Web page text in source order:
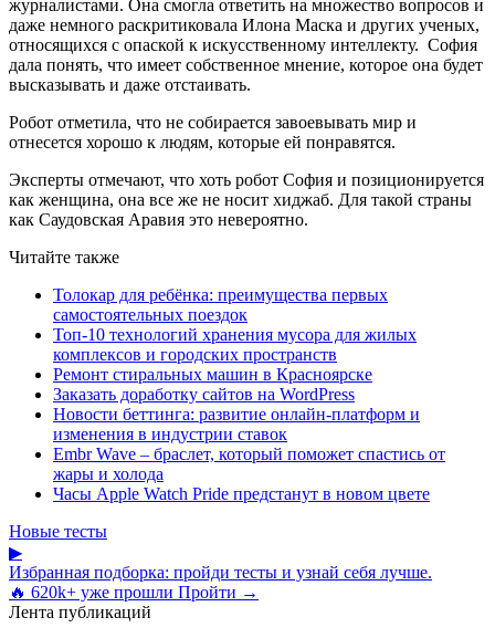
журналистами. Она смогла ответить на множество вопросов и
даже немного раскритиковала Илона Маска и других ученых,
относящихся с опаской к искусственному интеллекту. София
дала понять, что имеет собственное мнение, которое она будет
высказывать и даже отстаивать.
Робот отметила, что не собирается завоевывать мир и
отнесется хорошо к людям, которые ей понравятся.
Эксперты отмечают, что хоть робот София и позиционируется
как женщина, она все же не носит хиджаб. Для такой страны
как Саудовская Аравия это невероятно.
Читайте также
Толокар для ребёнка: преимущества первых
самостоятельных поездок
Топ-10 технологий хранения мусора для жилых
комплексов и городских пространств
Ремонт стиральных машин в Красноярске
Заказать доработку сайтов на WordPress
Новости беттинга: развитие онлайн-платформ и
изменения в индустрии ставок
Embr Wave – браслет, который поможет спастись от
жары и холода
Часы Apple Watch Pride предстанут в новом цвете
Новые тесты
▶
Избранная подборка: пройди тесты и узнай себя лучше.
🔥 620k+ уже прошли Пройти →
Лента публикаций